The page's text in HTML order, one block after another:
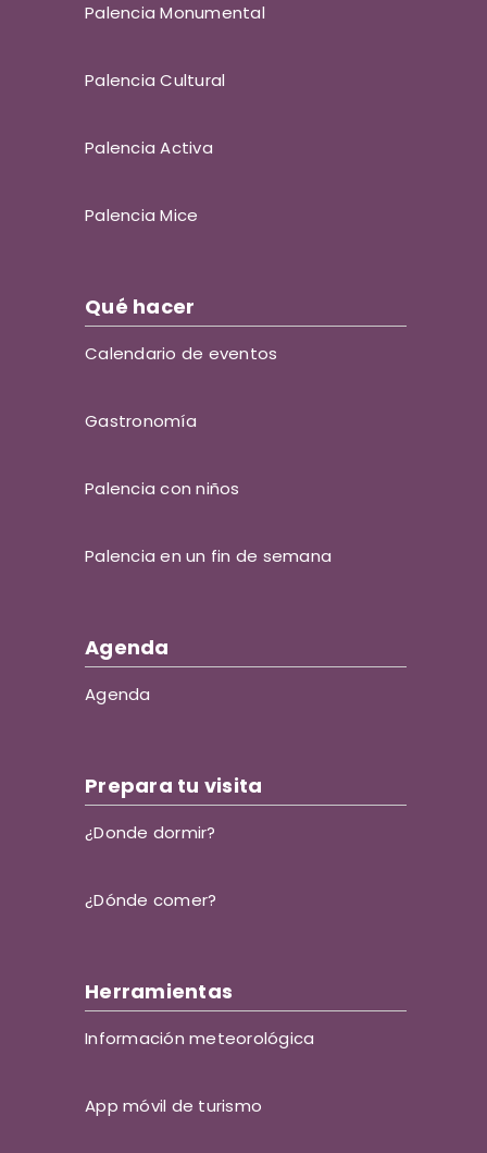
Palencia Monumental
Palencia Cultural
Palencia Activa
Palencia Mice
Qué hacer
Calendario de eventos
Gastronomía
Palencia con niños
Palencia en un fin de semana
Agenda
Agenda
Prepara tu visita
¿Donde dormir?
¿Dónde comer?
Herramientas
Información meteorológica
App móvil de turismo